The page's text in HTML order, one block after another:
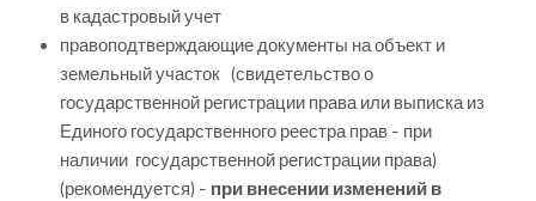
в кадастровый учет
правоподтверждающие документы на объект и
земельный участок (свидетельство о
государственной регистрации права или выписка из
Единого государственного реестра прав - при
наличии государственной регистрации права)
(рекомендуется) - при внесении изменений в